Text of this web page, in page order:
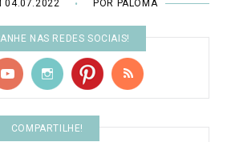
04.07.2022 • POR PALOMA
NAS REDES SOCIAIS!
COMPARTILHE!